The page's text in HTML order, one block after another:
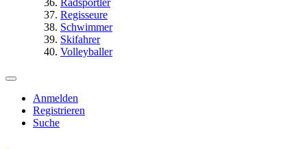
Radsportler
Regisseure
Schwimmer
Skifahrer
Volleyballer
Anmelden
Registrieren
Suche